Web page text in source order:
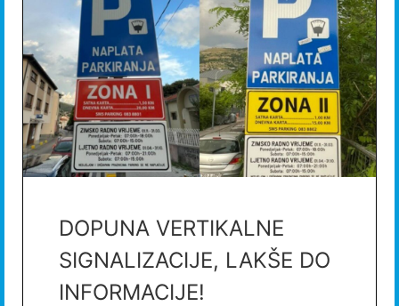
DOPUNA VERTIKALNE
SIGNALIZACIJE, LAKŠE DO
INFORMACIJE!